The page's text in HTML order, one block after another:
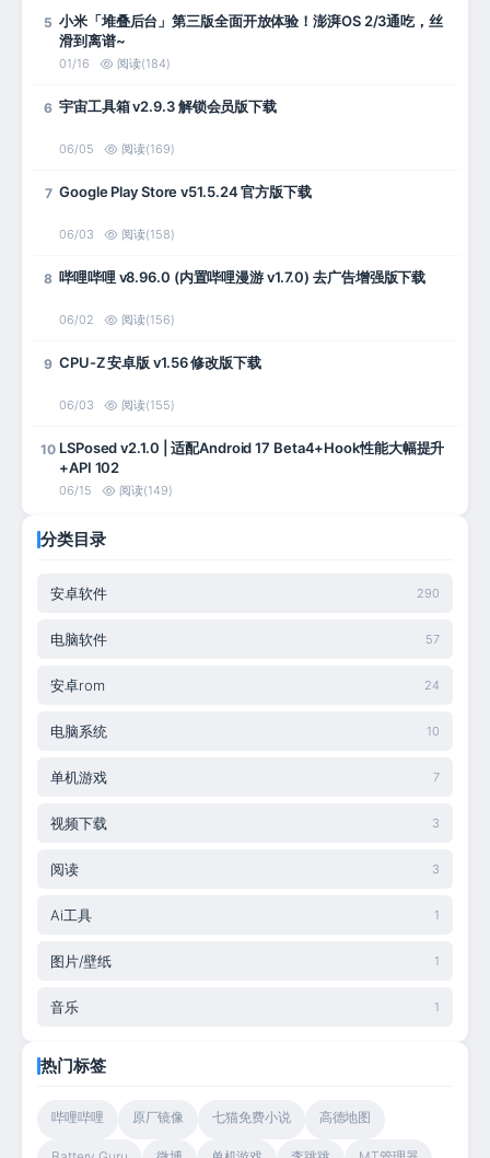
5 小米「堆叠后台」第三版全面开放体验！澎湃OS 2/3通吃，丝
滑到离谱~
01/16 阅读(184)
6 宇宙工具箱 v2.9.3 解锁会员版下载
06/05 阅读(169)
7 Google Play Store v51.5.24 官方版下载
06/03 阅读(158)
8 哔哩哔哩 v8.96.0 (内置哔哩漫游 v1.7.0) 去广告增强版下载
06/02 阅读(156)
9 CPU-Z 安卓版 v1.56 修改版下载
06/03 阅读(155)
10 LSPosed v2.1.0 | 适配Android 17 Beta4+Hook性能大幅提升
+API 102
06/15 阅读(149)
分类目录
安卓软件 290
电脑软件 57
安卓rom 24
电脑系统 10
单机游戏 7
视频下载 3
阅读 3
Ai工具 1
图片/壁纸 1
音乐 1
热门标签
哔哩哔哩 原厂镜像 七猫免费小说 高德地图